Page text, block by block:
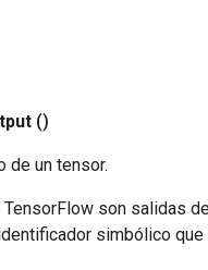
()
de un tensor.
son salidas
simbólico